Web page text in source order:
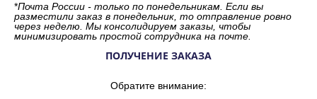
*Почта России - только по понедельникам. Если вы
разместили заказ в понедельник, то отправление ровно
через неделю. Мы консолидируем заказы, чтобы
минимизировать простой сотрудника на почте.
ПОЛУЧЕНИЕ ЗАКАЗА
Обратите внимание: